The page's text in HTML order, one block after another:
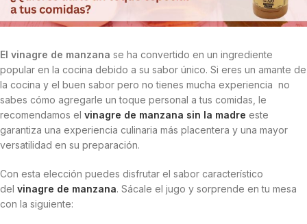
El vinagre de manzana se ha convertido en un ingrediente
popular en la cocina debido a su sabor único. Si eres un amante de
la cocina y el buen sabor pero no tienes mucha experiencia no
sabes cómo agregarle un toque personal a tus comidas, le
recomendamos el vinagre de manzana sin la madre este
garantiza una experiencia culinaria más placentera y una mayor
versatilidad en su preparación.
Con esta elección puedes disfrutar el sabor característico
del vinagre de manzana. Sácale el jugo y sorprende en tu mesa
con la siguiente: